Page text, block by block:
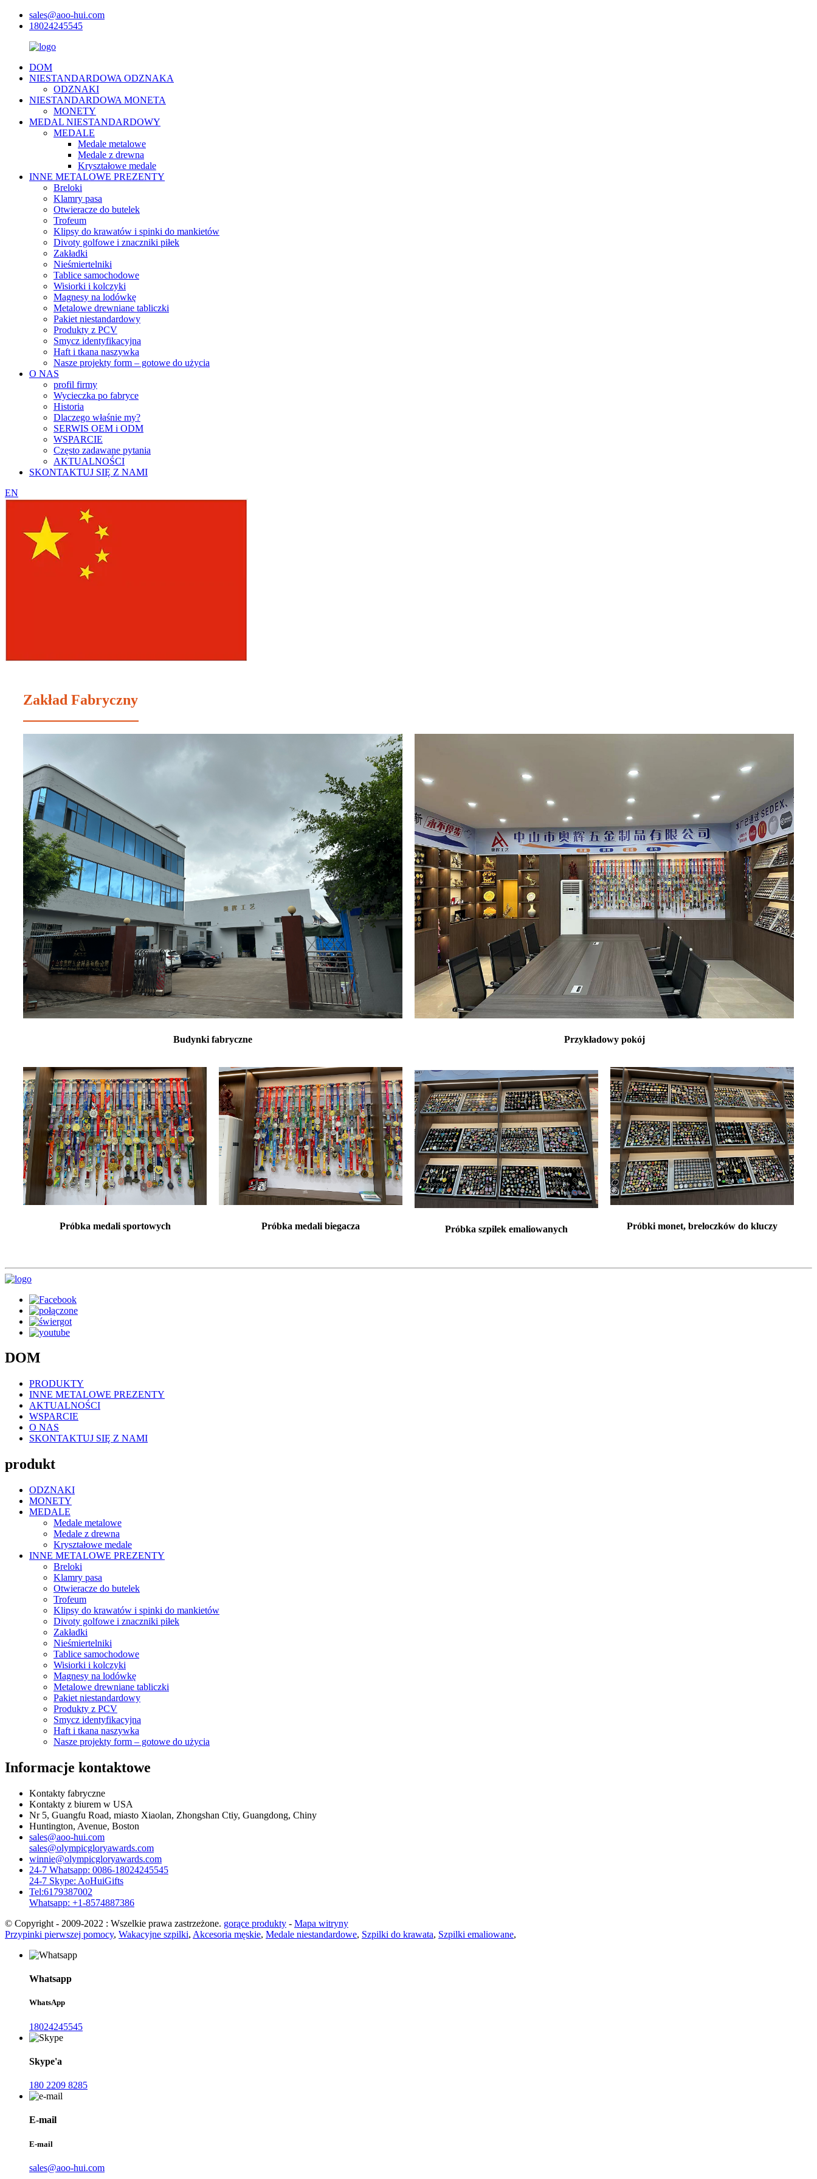
sales@aoo-hui.com
18024245545
DOM
NIESTANDARDOWA ODZNAKA
ODZNAKI
NIESTANDARDOWA MONETA
MONETY
MEDAL NIESTANDARDOWY
MEDALE
Medale metalowe
Medale z drewna
Kryształowe medale
INNE METALOWE PREZENTY
Breloki
Klamry pasa
Otwieracze do butelek
Trofeum
Klipsy do krawatów i spinki do mankietów
Divoty golfowe i znaczniki piłek
Zakładki
Nieśmiertelniki
Tablice samochodowe
Wisiorki i kolczyki
Magnesy na lodówkę
Metalowe drewniane tabliczki
Pakiet niestandardowy
Produkty z PCV
Smycz identyfikacyjna
Haft i tkana naszywka
Nasze projekty form – gotowe do użycia
O NAS
profil firmy
Wycieczka po fabryce
Historia
Dlaczego właśnie my?
SERWIS OEM i ODM
WSPARCIE
Często zadawane pytania
AKTUALNOŚCI
SKONTAKTUJ SIĘ Z NAMI
EN
Zakład Fabryczny
Budynki fabryczne Przykładowy pokój
Próbka medali sportowych Próbka medali biegacza Próbka szpilek emaliowanych Próbki monet, breloczków do kluczy
DOM
PRODUKTY
INNE METALOWE PREZENTY
AKTUALNOŚCI
WSPARCIE
O NAS
SKONTAKTUJ SIĘ Z NAMI
produkt
ODZNAKI
MONETY
MEDALE
Medale metalowe
Medale z drewna
Kryształowe medale
INNE METALOWE PREZENTY
Breloki
Klamry pasa
Otwieracze do butelek
Trofeum
Klipsy do krawatów i spinki do mankietów
Divoty golfowe i znaczniki piłek
Zakładki
Nieśmiertelniki
Tablice samochodowe
Wisiorki i kolczyki
Magnesy na lodówkę
Metalowe drewniane tabliczki
Pakiet niestandardowy
Produkty z PCV
Smycz identyfikacyjna
Haft i tkana naszywka
Nasze projekty form – gotowe do użycia
Informacje kontaktowe
Kontakty fabryczne
Kontakty z biurem w USA
Nr 5, Guangfu Road, miasto Xiaolan, Zhongshan Ctiy, Guangdong, Chiny
Huntington, Avenue, Boston
sales@aoo-hui.com
sales@olympicgloryawards.com
winnie@olympicgloryawards.com
24-7 Whatsapp: 0086-18024245545
24-7 Skype: AoHuiGifts
Tel:6179387002
Whatsapp: +1-8574887386
© Copyright - 2009-2022 : Wszelkie prawa zastrzeżone. gorące produkty - Mapa witryny
Przypinki pierwszej pomocy, Wakacyjne szpilki, Akcesoria męskie, Medale niestandardowe, Szpilki do krawata, Szpilki emaliowane,
Whatsapp
WhatsApp
18024245545
Skype'a
180 2209 8285
E-mail
E-mail
sales@aoo-hui.com